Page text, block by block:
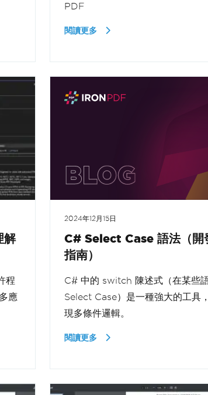
PDF
閱讀更多
解
程
應
2024年12月15日
C# Select Case 語法（開
指南）
C# 中的 switch 陳述式（在某些
Select Case）是一種強大的工具
現多條件邏輯。
閱讀更多